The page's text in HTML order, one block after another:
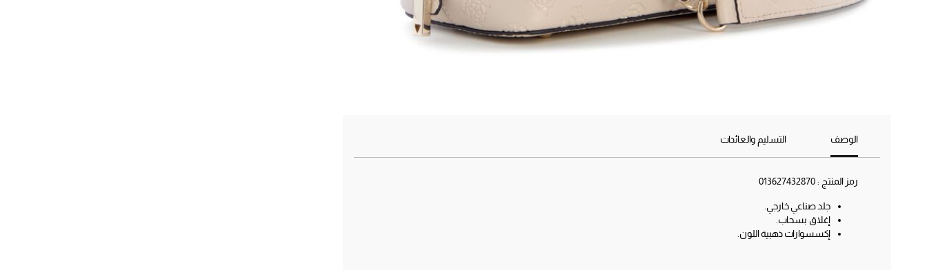
الوصف التسليم والعائدات
رمز المنتج :013627432870
جلد صناعي خارجي.
إغلاق بسحاب.
إكسسوارات ذهبية اللون.